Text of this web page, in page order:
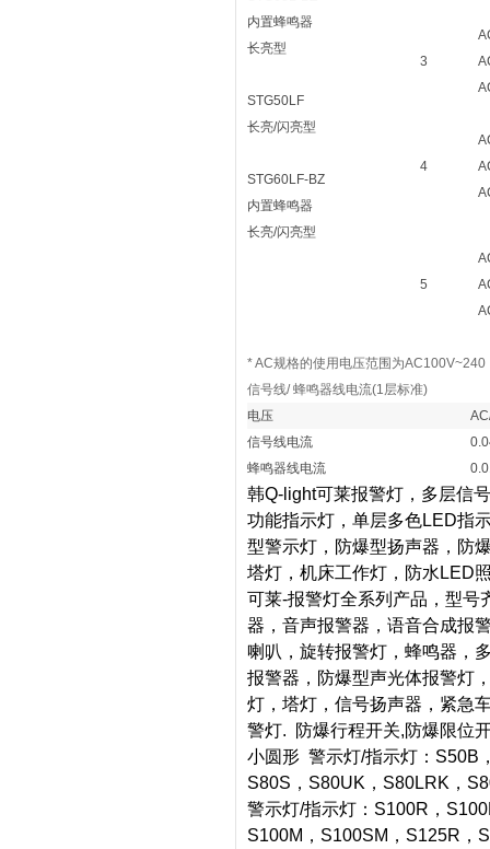
内置蜂鸣器
长亮型
STG50LF
长亮/闪亮型
STG60LF-BZ
内置蜂鸣器
长亮/闪亮型
3
4
5
* AC规格的使用电压范围为AC100V~240
信号线/ 蜂鸣器线电流(1层标准)
电压
信号线电流
蜂鸣器线电流
韩Q-light可莱报警灯，多层信
功能指示灯，单层多色LED指
型警示灯，防爆型扬声器，防
塔灯，机床工作灯，防水LED
可莱-报警灯全系列产品，型号
器，音声报警器，语音合成报
喇叭，旋转报警灯，蜂鸣器，
报警器，防爆型声光体报警灯
灯，塔灯，信号扬声器，紧急
警灯. 防爆行程开关,防爆限位
小圆形 警示灯/指示灯：S50B
S80S，S80UK，S80LRK，
警示灯/指示灯：S100R，
S100M，S100SM，S125R，